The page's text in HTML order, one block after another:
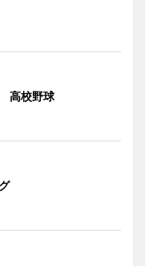
高校野球